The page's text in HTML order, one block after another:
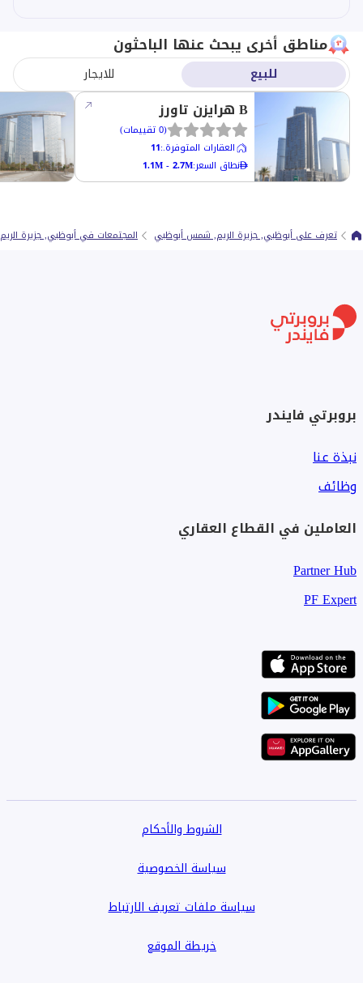
مناطق أخرى يبحث عنها الباحثون
للبيع للايجار
B هرايزن تاورز
(
0تقييمات)
العقارات المتوفرة.:
11
نطاق السعر:
1.1M - 2.7M
تعرف على أبوظبي, جزيرة الريم, شمس أبوظبي المجتمعات في أبوظبي, جزيرة
بروبرتي فايندر
نبذة عنا
وظائف
العاملين في القطاع العقاري
Partner Hub
PF Expert
الشروط والأحكام
سياسة الخصوصية
سياسة ملفات تعريف الارتباط
خريطة الموقع